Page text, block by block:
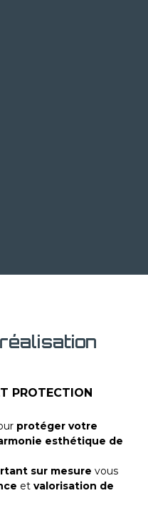
PROTECTION
protéger votre
esthétique de
sur mesure vous
et valorisation de